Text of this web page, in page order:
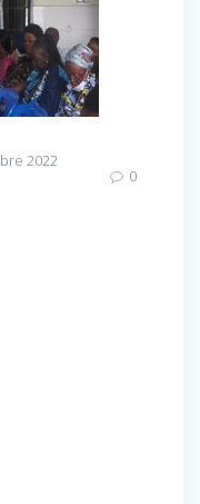
2022
0